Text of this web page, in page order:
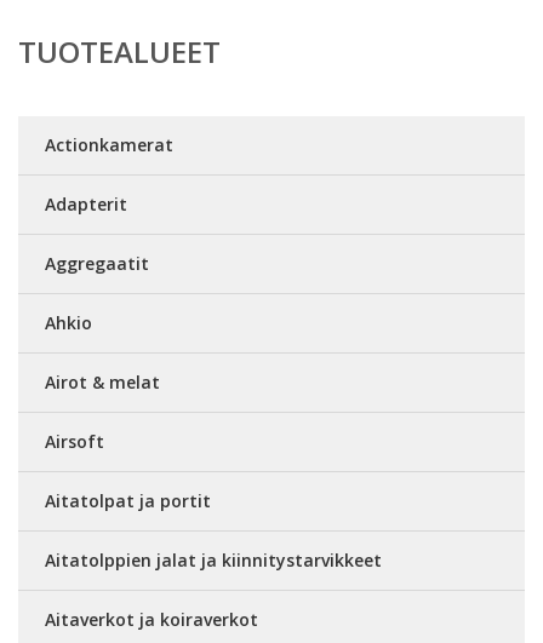
TUOTEALUEET
Actionkamerat
Adapterit
Aggregaatit
Ahkio
Airot & melat
Airsoft
Aitatolpat ja portit
Aitatolppien jalat ja kiinnitystarvikkeet
Aitaverkot ja koiraverkot